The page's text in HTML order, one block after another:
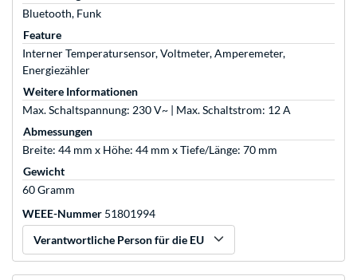
Bluetooth, Funk
Feature
Interner Temperatursensor, Voltmeter, Amperemeter,
Energiezähler
Weitere Informationen
Max. Schaltspannung: 230 V~ | Max. Schaltstrom: 12 A
Abmessungen
Breite: 44 mm x Höhe: 44 mm x Tiefe/Länge: 70 mm
Gewicht
60 Gramm
WEEE-Nummer 51801994
Verantwortliche Person für die EU